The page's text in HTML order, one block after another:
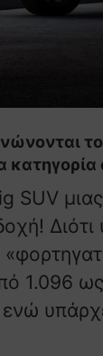
SUV
1.096